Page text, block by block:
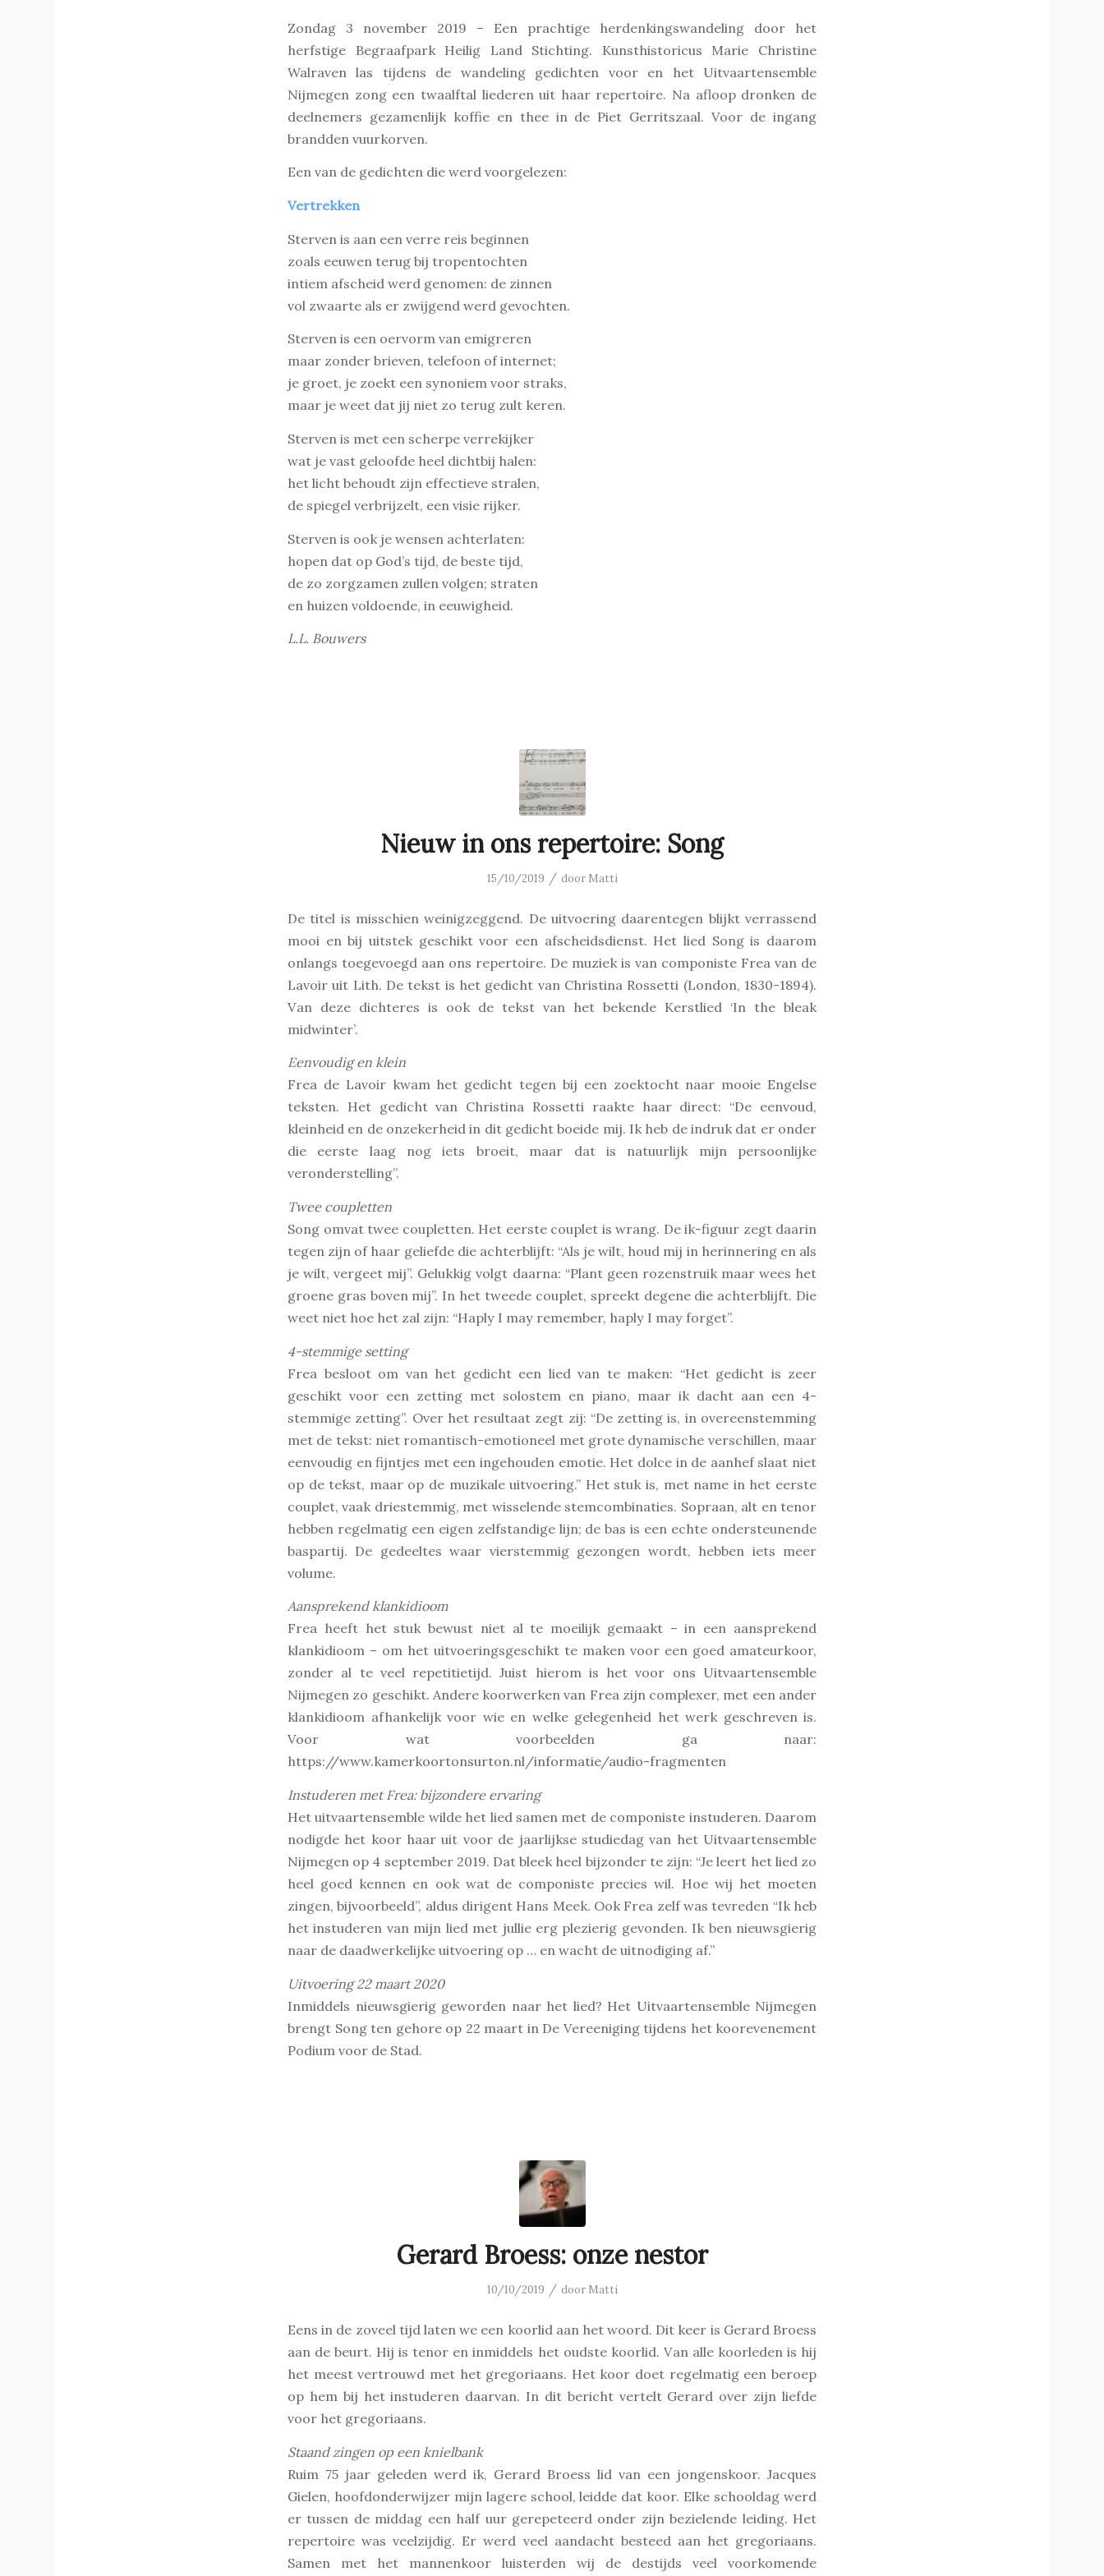
Zondag 3 november 2019 – Een prachtige herdenkingswandeling door het
herfstige Begraafpark Heilig Land Stichting. Kunsthistoricus Marie Christine
Walraven las tijdens de wandeling gedichten voor en het Uitvaartensemble
Nijmegen zong een twaalftal liederen uit haar repertoire. Na afloop dronken de
deelnemers gezamenlijk koffie en thee in de Piet Gerritszaal. Voor de ingang
brandden vuurkorven.
Een van de gedichten die werd voorgelezen:
Vertrekken
Sterven is aan een verre reis beginnen
zoals eeuwen terug bij tropentochten
intiem afscheid werd genomen: de zinnen
vol zwaarte als er zwijgend werd gevochten.
Sterven is een oervorm van emigreren
maar zonder brieven, telefoon of internet;
je groet, je zoekt een synoniem voor straks,
maar je weet dat jij niet zo terug zult keren.
Sterven is met een scherpe verrekijker
wat je vast geloofde heel dichtbij halen:
het licht behoudt zijn effectieve stralen,
de spiegel verbrijzelt, een visie rijker.
Sterven is ook je wensen achterlaten:
hopen dat op God’s tijd, de beste tijd,
de zo zorgzamen zullen volgen; straten
en huizen voldoende, in eeuwigheid.
L.L. Bouwers
Nieuw in ons repertoire: Song
15/10/2019 / door Matti
De titel is misschien weinigzeggend. De uitvoering daarentegen blijkt verrassend
mooi en bij uitstek geschikt voor een afscheidsdienst. Het lied Song is daarom
onlangs toegevoegd aan ons repertoire. De muziek is van componiste Frea van de
Lavoir uit Lith. De tekst is het gedicht van Christina Rossetti (London, 1830-1894).
Van deze dichteres is ook de tekst van het bekende Kerstlied ‘In the bleak
midwinter’.
Eenvoudig en klein
Frea de Lavoir kwam het gedicht tegen bij een zoektocht naar mooie Engelse
teksten. Het gedicht van Christina Rossetti raakte haar direct: “De eenvoud,
kleinheid en de onzekerheid in dit gedicht boeide mij. Ik heb de indruk dat er onder
die eerste laag nog iets broeit, maar dat is natuurlijk mijn persoonlijke
veronderstelling”.
Twee coupletten
Song omvat twee coupletten. Het eerste couplet is wrang. De ik-figuur zegt daarin
tegen zijn of haar geliefde die achterblijft: “Als je wilt, houd mij in herinnering en als
je wilt, vergeet mij”. Gelukkig volgt daarna: “Plant geen rozenstruik maar wees het
groene gras boven mij”. In het tweede couplet, spreekt degene die achterblijft. Die
weet niet hoe het zal zijn: “Haply I may remember, haply I may forget”.
4-stemmige setting
Frea besloot om van het gedicht een lied van te maken: “Het gedicht is zeer
geschikt voor een zetting met solostem en piano, maar ik dacht aan een 4-
stemmige zetting”. Over het resultaat zegt zij: “De zetting is, in overeenstemming
met de tekst: niet romantisch-emotioneel met grote dynamische verschillen, maar
eenvoudig en fijntjes met een ingehouden emotie. Het dolce in de aanhef slaat niet
op de tekst, maar op de muzikale uitvoering.” Het stuk is, met name in het eerste
couplet, vaak driestemmig, met wisselende stemcombinaties. Sopraan, alt en tenor
hebben regelmatig een eigen zelfstandige lijn; de bas is een echte ondersteunende
baspartij. De gedeeltes waar vierstemmig gezongen wordt, hebben iets meer
volume.
Aansprekend klankidioom
Frea heeft het stuk bewust niet al te moeilijk gemaakt – in een aansprekend
klankidioom – om het uitvoeringsgeschikt te maken voor een goed amateurkoor,
zonder al te veel repetitietijd. Juist hierom is het voor ons Uitvaartensemble
Nijmegen zo geschikt. Andere koorwerken van Frea zijn complexer, met een ander
klankidioom afhankelijk voor wie en welke gelegenheid het werk geschreven is.
Voor wat voorbeelden ga naar:
https://www.kamerkoortonsurton.nl/informatie/audio-fragmenten
Instuderen met Frea: bijzondere ervaring
Het uitvaartensemble wilde het lied samen met de componiste instuderen. Daarom
nodigde het koor haar uit voor de jaarlijkse studiedag van het Uitvaartensemble
Nijmegen op 4 september 2019. Dat bleek heel bijzonder te zijn: “Je leert het lied zo
heel goed kennen en ook wat de componiste precies wil. Hoe wij het moeten
zingen, bijvoorbeeld”, aldus dirigent Hans Meek. Ook Frea zelf was tevreden “Ik heb
het instuderen van mijn lied met jullie erg plezierig gevonden. Ik ben nieuwsgierig
naar de daadwerkelijke uitvoering op … en wacht de uitnodiging af.”
Uitvoering 22 maart 2020
Inmiddels nieuwsgierig geworden naar het lied? Het Uitvaartensemble Nijmegen
brengt Song ten gehore op 22 maart in De Vereeniging tijdens het koorevenement
Podium voor de Stad.
Gerard Broess: onze nestor
10/10/2019 / door Matti
Eens in de zoveel tijd laten we een koorlid aan het woord. Dit keer is Gerard Broess
aan de beurt. Hij is tenor en inmiddels het oudste koorlid. Van alle koorleden is hij
het meest vertrouwd met het gregoriaans. Het koor doet regelmatig een beroep
op hem bij het instuderen daarvan. In dit bericht vertelt Gerard over zijn liefde
voor het gregoriaans.
Staand zingen op een knielbank
Ruim 75 jaar geleden werd ik, Gerard Broess lid van een jongenskoor. Jacques
Gielen, hoofdonderwijzer mijn lagere school, leidde dat koor. Elke schooldag werd
er tussen de middag een half uur gerepeteerd onder zijn bezielende leiding. Het
repertoire was veelzijdig. Er werd veel aandacht besteed aan het gregoriaans.
Samen met het mannenkoor luisterden wij de destijds veel voorkomende